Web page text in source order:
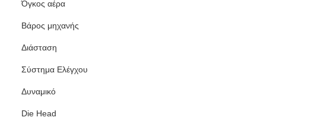
Όγκος αέρα
Βάρος μηχανής
Διάσταση
Σύστημα Ελέγχου
Δυναμικό
Die Head